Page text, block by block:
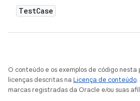
TestCase
O conteúdo e os exemplos de código
licenças descritas na Licença de conteúdo
marcas registradas da Oracle e/ou suas